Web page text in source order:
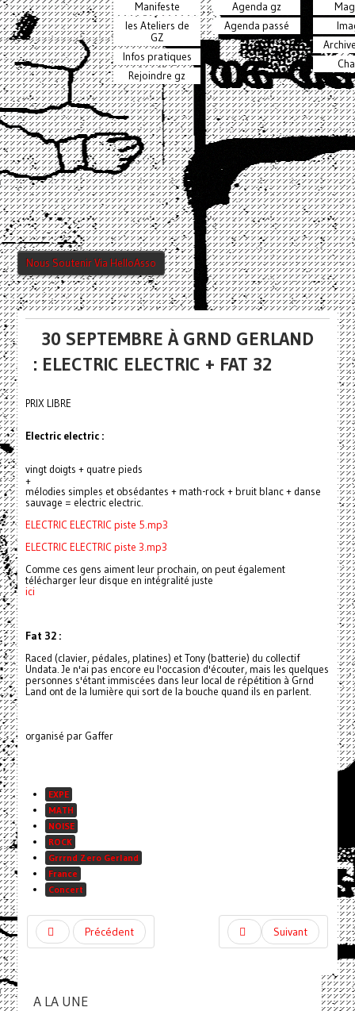
Manifeste
les Ateliers de
GZ
Infos pratiques
Rejoindre gz
Agenda gz
Agenda passé
Nous Soutenir Via HelloAsso
30 SEPTEMBRE À GRND GERLAND
: ELECTRIC ELECTRIC + FAT 32
PRIX LIBRE
Electric electric :
vingt doigts + quatre pieds
+
mélodies simples et obsédantes + math-rock + bruit blanc + danse
sauvage = electric electric.
ELECTRIC ELECTRIC piste 5.mp3
ELECTRIC ELECTRIC piste 3.mp3
Comme ces gens aiment leur prochain, on peut également
télécharger leur disque en intégralité juste
ici
Fat 32 :
Raced (clavier, pédales, platines) et Tony (batterie) du collectif
Undata. Je n'ai pas encore eu l'occasion d'écouter, mais les quelques
personnes s'étant immiscées dans leur local de répétition à Grnd
Land ont de la lumière qui sort de la bouche quand ils en parlent.
organisé par Gaffer
EXPE
MATH
NOISE
ROCK
Grrrnd Zero Gerland
France
Concert
Précédent Suivant
A LA UNE